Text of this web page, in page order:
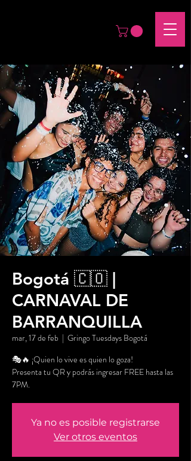
Bogotá 🇨🇴 |
CARNAVAL DE
BARRANQUILLA
mar, 17 de feb
  |
Gringo Tuesdays Bogotá
🎭🔥 ¡Quien lo vive es quien lo goza!
Presenta tu QR y podrás ingresar FREE hasta las
7PM.
Ya no es posible registrarse
Ver otros eventos